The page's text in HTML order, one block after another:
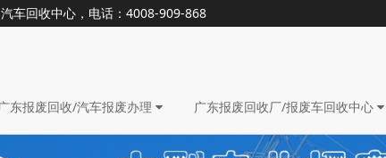
车回收中心，电话：4008-909-868
东报废回收/汽车报废办理 广东报废回收厂/报废车回收中心